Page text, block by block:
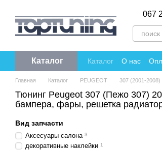
067
Каталог Каталог О нас
Политика
Главная Каталог PEUGEOT 307 (2001-2008)
Тюнинг Peugeot 307 (Пежо 307)
бампера, фары, решетка
Вид запчасти
Аксесуары салона 3
декоративные наклейки 1